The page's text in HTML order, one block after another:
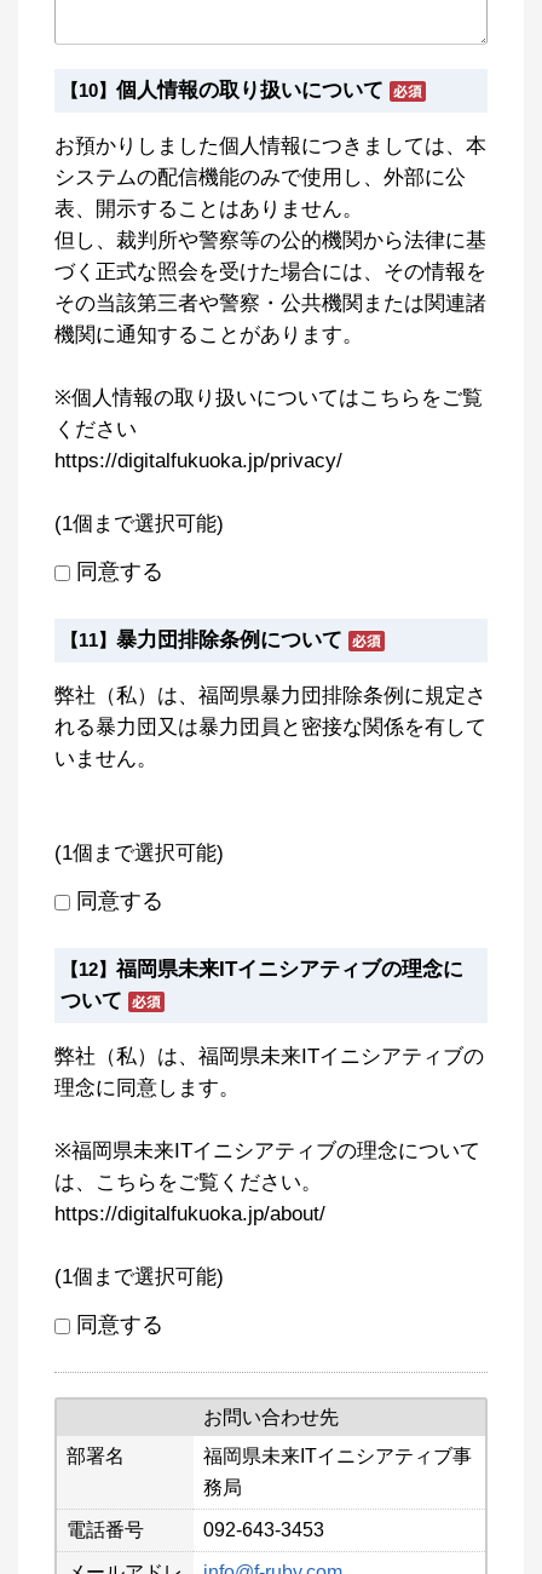
【10】 個人情報の取り扱いについて
お預かりしました個人情報につきましては、本
システムの配信機能のみで使用し、外部に公
表、開示することはありません。
但し、裁判所や警察等の公的機関から法律に基
づく正式な照会を受けた場合には、その情報を
その当該第三者や警察・公共機関または関連諸
機関に通知することがあります。
※個人情報の取り扱いについてはこちらをご覧
ください
https://digitalfukuoka.jp/privacy/
(1個まで選択可能)
同意する
【11】 暴力団排除条例について
弊社（私）は、福岡県暴力団排除条例に規定さ
れる暴力団又は暴力団員と密接な関係を有して
いません。
(1個まで選択可能)
同意する
【12】福岡県未来ITイニシアティブの理念に
ついて
弊社（私）は、福岡県未来ITイニシアティブの
理念に同意します。
※福岡県未来ITイニシアティブの理念について
は、こちらをご覧ください。
https://digitalfukuoka.jp/about/
(1個まで選択可能)
同意する
お問い合わせ先
部署名
福岡県未来ITイニシアティブ事
務局
電話番号 092-643-3453